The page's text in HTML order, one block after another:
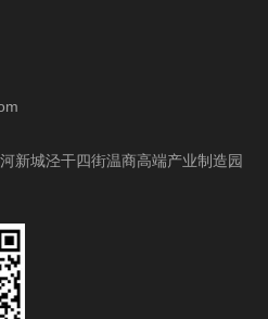
新城泾干四街温商高端产业制造园